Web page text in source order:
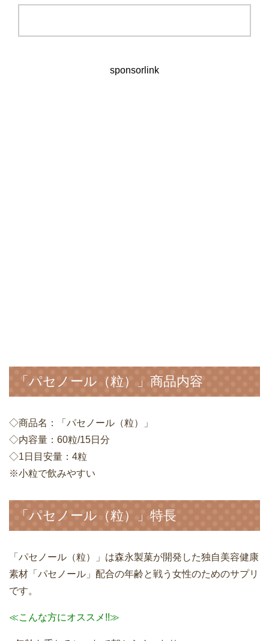
sponsorlink
「パセノール（粒）」商品内容
◇商品名：「パセノール（粒）」
◇内容量：60粒/15日分
◇1日目安量：4粒
※小粒で飲みやすい
「パセノール（粒）」特長
「パセノール（粒）」は森永製菓が開発した独自美容健康
素材「パセノール」配合の年齢と戦う女性のためのサプリ
です。
≪こんな方にオススメ!!≫